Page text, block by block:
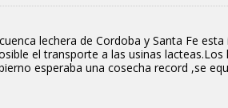
lechera de Cordoba y Santa Fe
el transporte a las usinas
esperaba una cosecha record ,se